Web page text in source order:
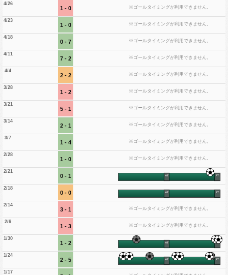
4/26
1 - 0 ※ゴールタイミングが利用できません。
4/23
1 - 0 ※ゴールタイミングが利用できません。
4/18
0 - 7 ※ゴールタイミングが利用できません。
4/11
7 - 2 ※ゴールタイミングが利用できません。
4/4
2 - 2 ※ゴールタイミングが利用できません。
3/28
1 - 2 ※ゴールタイミングが利用できません。
3/21
5 - 1 ※ゴールタイミングが利用できません。
3/14
2 - 1 ※ゴールタイミングが利用できません。
3/7
1 - 4 ※ゴールタイミングが利用できません。
2/28
1 - 0 ※ゴールタイミングが利用できません。
2/21
0 - 1 HT FT
2/18
0 - 0 HT FT
2/14
3 - 1 ※ゴールタイミングが利用できません。
2/6
1 - 3 ※ゴールタイミングが利用できません。
1/30
1 - 2 HT FT
1/24
2 - 5 HT FT
1/17